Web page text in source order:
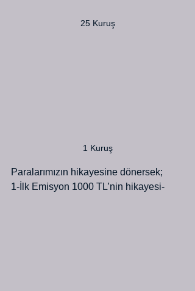
25 Kuruş
1 Kuruş
Paralarımızın hikayesine dönersek;
1-İlk Emisyon 1000 TL’nin hikayesi-